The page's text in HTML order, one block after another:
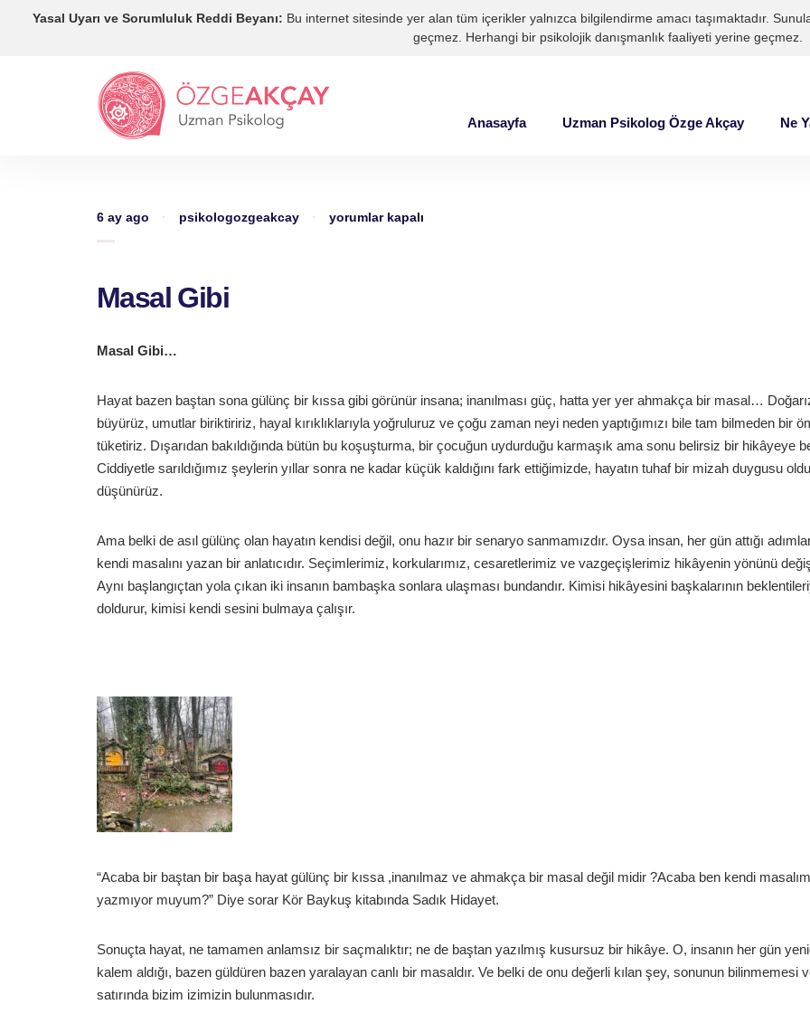
Yasal Uyarı ve Sorumluluk Reddi Beyanı: Bu internet sitesinde yer alan tüm içerikler yalnızca bilgilendirme amacı taşımaktadır.
geçmez. Herhangi bir psikolojik danışmanlık faaliyeti yerine geçmez.
Anasayfa Uzman Psikolog Özge Akçay Ne
6 ay ago · psikologozgeakcay ·
Masal
yorumlar kapalı
Masal Gibi
Masal Gibi…
Hayat bazen baştan sona gülünç bir kıssa gibi görünür insana; inanılması güç, hatta yer yer ahmakça bir masal…
büyürüz, umutlar biriktiririz, hayal kırıklıklarıyla yoğruluruz ve çoğu zaman neyi neden yaptığımızı bile tam bilmeden bir
tüketiriz. Dışarıdan bakıldığında bütün bu koşuşturma, bir çocuğun uydurduğu karmaşık ama sonu belirsiz bir hikâyeye
Ciddiyetle sarıldığımız şeylerin yıllar sonra ne kadar küçük kaldığını fark ettiğimizde, hayatın tuhaf bir mizah duygusu
düşünürüz.
Ama belki de asıl gülünç olan hayatın kendisi değil, onu hazır bir senaryo sanmamızdır. Oysa insan, her gün attığı
kendi masalını yazan bir anlatıcıdır. Seçimlerimiz, korkularımız, cesaretlerimiz ve vazgeçişlerimiz hikâyenin yönünü
Aynı başlangıçtan yola çıkan iki insanın bambaşka sonlara ulaşması bundandır. Kimisi hikâyesini başkalarının
doldurur, kimisi kendi sesini bulmaya çalışır.
“Acaba bir baştan bir başa hayat gülünç bir kıssa ,inanılmaz ve ahmakça bir masal değil midir ?Acaba ben kendi
yazmıyor muyum?” Diye sorar Kör Baykuş kitabında Sadık Hidayet.
Sonuçta hayat, ne tamamen anlamsız bir saçmalıktır; ne de baştan yazılmış kusursuz bir hikâye. O, insanın her gün
kalem aldığı, bazen güldüren bazen yaralayan canlı bir masaldır. Ve belki de onu değerli kılan şey, sonunun bilinmemesi
satırında bizim izimizin bulunmasıdır.